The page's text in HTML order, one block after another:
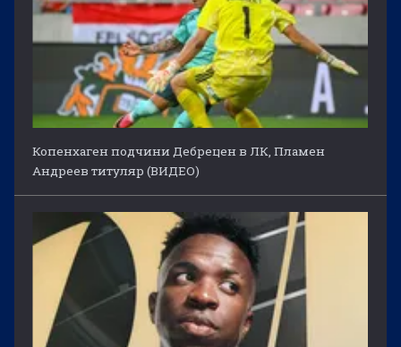
Копенхаген подчини Дебрецен в ЛК, Пламен
Андреев титуляр (ВИДЕО)